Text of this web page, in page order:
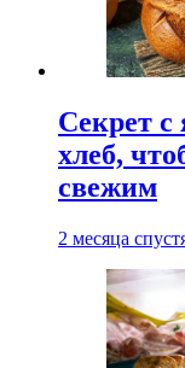
Секрет с
хлеб,
свежим
2 месяца